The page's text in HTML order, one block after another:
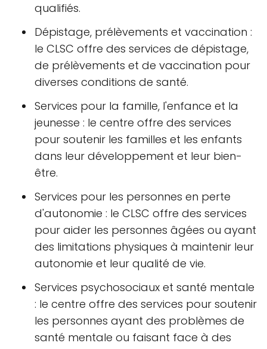
qualifiés.
Dépistage, prélèvements et vaccination :
le CLSC offre des services de dépistage,
de prélèvements et de vaccination pour
diverses conditions de santé.
Services pour la famille, l'enfance et la
jeunesse : le centre offre des services
pour soutenir les familles et les enfants
dans leur développement et leur bien-
être.
Services pour les personnes en perte
d'autonomie : le CLSC offre des services
pour aider les personnes âgées ou ayant
des limitations physiques à maintenir leur
autonomie et leur qualité de vie.
Services psychosociaux et santé mentale
: le centre offre des services pour soutenir
les personnes ayant des problèmes de
santé mentale ou faisant face à des